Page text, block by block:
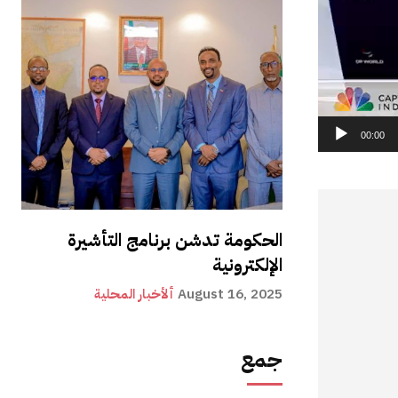
الحكومة تدشن برنامج التأشيرة
الإلكترونية
ألأخبار المحلية August 16, 2025
جمع
00:00